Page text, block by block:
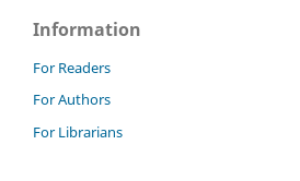
Information
For Readers
For Authors
For Librarians